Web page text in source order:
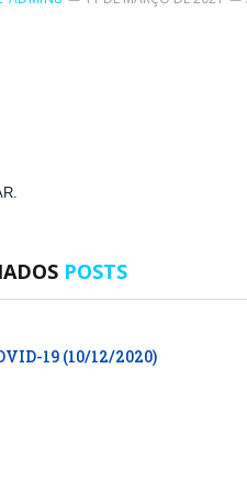
POSTS
19 (10/12/2020)